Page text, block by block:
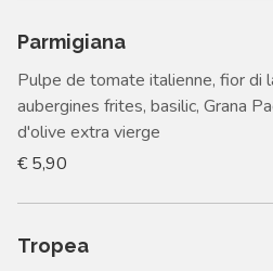
Parmigiana
Pulpe de tomate italienne, fior di
aubergines frites, basilic, Grana
d'olive extra vierge
€ 5,90
Tropea